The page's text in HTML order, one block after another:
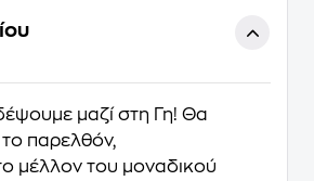
μαζί στη Γη! Θα
παρελθόν,
μέλλον του μοναδικού